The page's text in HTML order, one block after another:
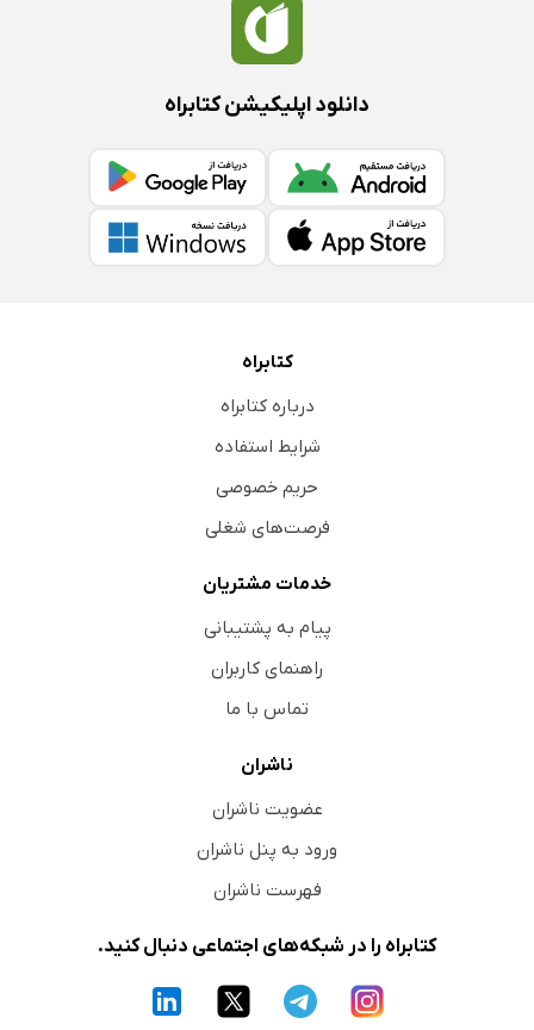
دانلود اپلیکیشن کتابراه
کتابراه
درباره کتابراه
شرایط استفاده
حریم خصوصی
فرصت‌های شغلی
خدمات مشتریان
پیام به پشتیبانی
راهنمای کاربران
تماس با ما
ناشران
عضویت ناشران
ورود به پنل ناشران
فهرست ناشران
کتابراه را در شبکه‌های اجتماعی دنبال کنید.